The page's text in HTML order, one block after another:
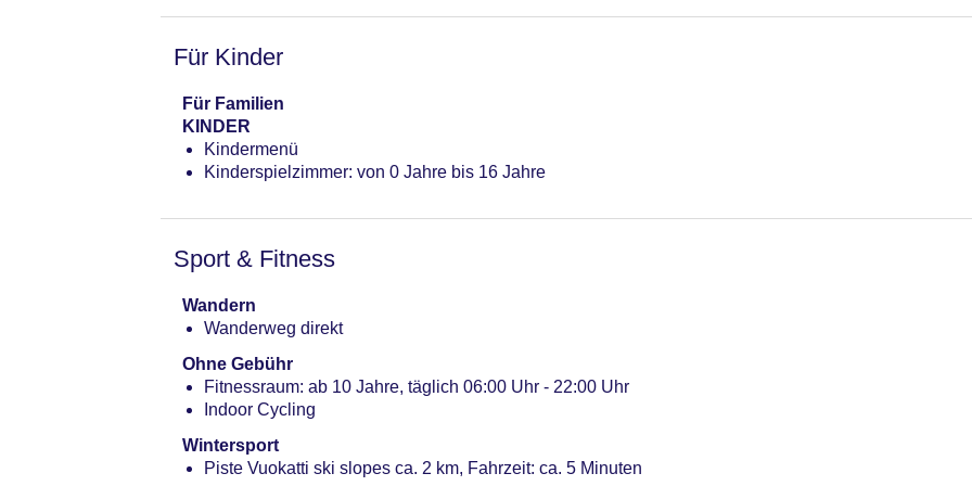
Reservierung nicht notwendig, lactosefreie Gerichte: ohne Gebühr, Anfrage notwendig,
vegetarische Gerichte: gegen Gebühr, Anfrage notwendig, Reservierung nicht notwendig, à la carte,
17:00 Uhr - 22:00 Uhr, klimatisierbar
Für Kinder
Für Familien
KINDER
Kindermenü
Kinderspielzimmer: von 0 Jahre bis 16 Jahre
Sport & Fitness
Wandern
Wanderweg direkt
Ohne Gebühr
Fitnessraum: ab 10 Jahre, täglich 06:00 Uhr - 22:00 Uhr
Indoor Cycling
Wintersport
Piste Vuokatti ski slopes ca. 2 km, Fahrzeit: ca. 5 Minuten